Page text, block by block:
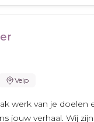
Velp
werk van je doelen
jouw verhaal. Wij